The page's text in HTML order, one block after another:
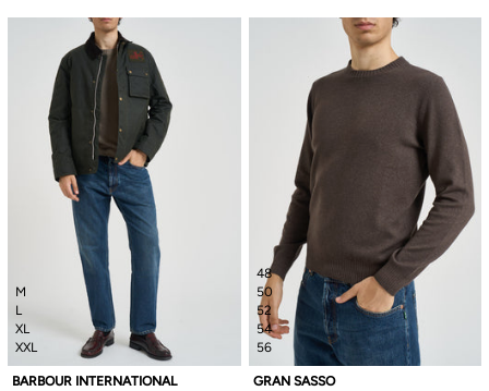
M
L
XL
XXL
BARBOUR INTERNATIONAL
48
50
52
54
56
GRAN SASSO